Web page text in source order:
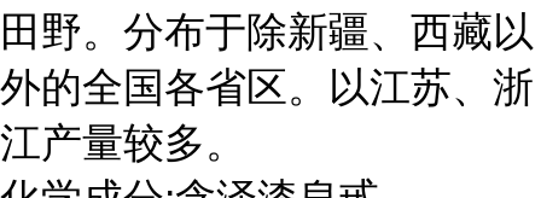
田野。分布于除新疆、西藏以
外的全国各省区。以江苏、浙
江产量较多。